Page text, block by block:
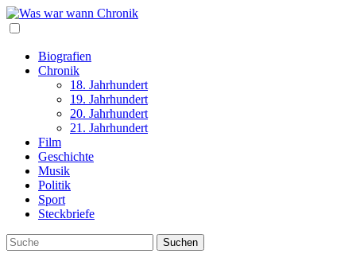
Biografien
Chronik
18. Jahrhundert
19. Jahrhundert
20. Jahrhundert
21. Jahrhundert
Film
Geschichte
Musik
Politik
Sport
Steckbriefe